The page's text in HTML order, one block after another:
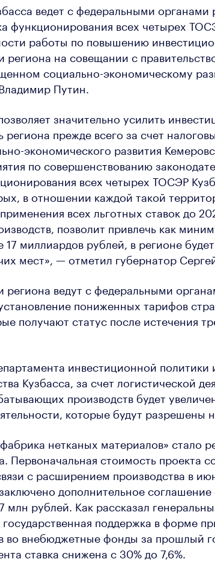
ведет с федеральными
функционирования всех четырех
работы по повышению
региона на совещании с
социально-экономическому
Путин.
значительно усилить
региона прежде всего за счет
экономического развития
по совершенствованию
всех четырех ТОСЭР
в отношении каждой такой
всех льготных ставок до
позволит привлечь как
миллиардов рублей, в регионе
мест», — отметил губернатор
региона ведут с федеральными
пониженных тарифов
получают статус после истечения
инвестиционной политики
Кузбасса, за счет логистической
производств будет
которые будут разрешены
нетканых материалов» стало
Первоначальная стоимость проекта
с расширением производства в
дополнительное соглашение
млн рублей. Как рассказал
государственная поддержка в форме
во внебюджетные фонды за прошлый
ставка снижена с 30% до 7,6%.